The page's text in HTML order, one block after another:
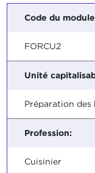
Code du
FORCU2
Unité
Préparation des
Profession:
Cuisinier